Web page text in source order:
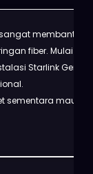
membantu
fiber. Mulai dari
Starlink Gen 3
sementara maupun